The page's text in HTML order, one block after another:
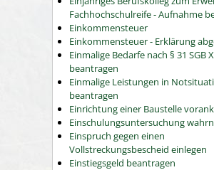
Fachhochschulreife - Aufnahme
Einkommensteuer
Einkommensteuer - Erklärung
Einmalige Bedarfe nach § 31 SGB
beantragen
Einmalige Leistungen in
beantragen
Einrichtung einer Baustelle
Einschulungsuntersuchung
Einspruch gegen einen
Vollstreckungsbescheid einlegen
Einstiegsgeld beantragen